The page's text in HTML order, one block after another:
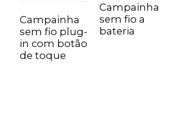
Campainha
sem fio plug-
in com botão
de toque
Campainha
sem fio a
bateria